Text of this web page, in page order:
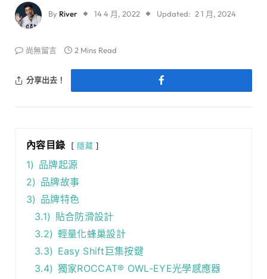
By River 14 4 月, 2022 Updated: 2 1 月, 2024
尚無留言 2 Mins Read
分享出去！
內容目錄 隱藏
1) 品牌起源
2) 品牌故事
3) 品牌特色
3.1) 貼合防滑設計
3.2) 輕量化蜂巢設計
3.3) Easy Shift巨集按鍵
3.4) 獨家ROCCAT® OWL-EYE光學感應器